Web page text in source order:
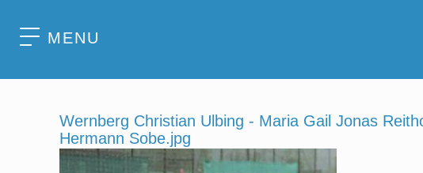
MENU
Wernberg Christian Ulbing - Maria Gail Jonas
Hermann Sobe.jpg